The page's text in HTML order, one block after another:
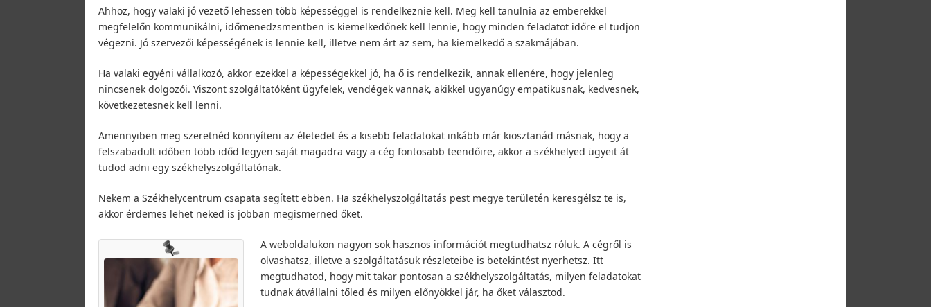
Ahhoz, hogy valaki jó vezető lehessen több képességgel is rendelkeznie kell. Meg kell tanulnia az emberekkel
megfelelőn kommunikálni, időmenedzsmentben is kiemelkedőnek kell lennie, hogy minden feladatot időre el tudjon
végezni. Jó szervezői képességének is lennie kell, illetve nem árt az sem, ha kiemelkedő a szakmájában.
Ha valaki egyéni vállalkozó, akkor ezekkel a képességekkel jó, ha ő is rendelkezik, annak ellenére, hogy jelenleg
nincsenek dolgozói. Viszont szolgáltatóként ügyfelek, vendégek vannak, akikkel ugyanúgy empatikusnak, kedvesnek,
következetesnek kell lenni.
Amennyiben meg szeretnéd könnyíteni az életedet és a kisebb feladatokat inkább már kiosztanád másnak, hogy a
felszabadult időben több időd legyen saját magadra vagy a cég fontosabb teendőire, akkor a székhelyed ügyeit át
tudod adni egy székhelyszolgáltatónak.
Nekem a Székhelycentrum csapata segített ebben. Ha székhelyszolgáltatás pest megye területén keresgélsz te is,
akkor érdemes lehet neked is jobban megismerned őket.
A weboldalukon nagyon sok hasznos információt megtudhatsz róluk. A cégről is
olvashatsz, illetve a szolgáltatásuk részleteibe is betekintést nyerhetsz. Itt
megtudhatod, hogy mit takar pontosan a székhelyszolgáltatás, milyen feladatokat
tudnak átvállalni tőled és milyen előnyökkel jár, ha őket választod.